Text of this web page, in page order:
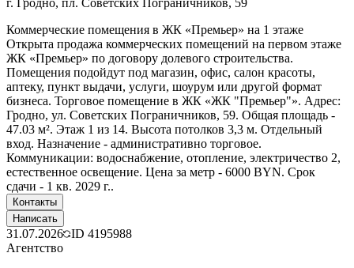
г. Гродно, пл. Советских Пограничников, 59
Коммерческие помещения в ЖК «Премьер» на 1 этаже
Открыта продажа коммерческих помещений на первом этаже
ЖК «Премьер» по договору долевого строительства.
Помещения подойдут под магазин, офис, салон красоты,
аптеку, пункт выдачи, услуги, шоурум или другой формат
бизнеса. Торговое помещение в ЖК «ЖК "Премьер"». Адрес:
Гродно, ул. Советских Пограничников, 59. Общая площадь -
47.03 м². Этаж 1 из 14. Высота потолков 3,3 м. Отдельный
вход. Назначение - административно торговое.
Коммуникации: водоснабжение, отопление, электричество 2,
естественное освещение. Цена за метр - 6000 BYN. Срок
сдачи - 1 кв. 2029 г..
Контакты
Написать
31.07.2026 ID 4195988
Агентство